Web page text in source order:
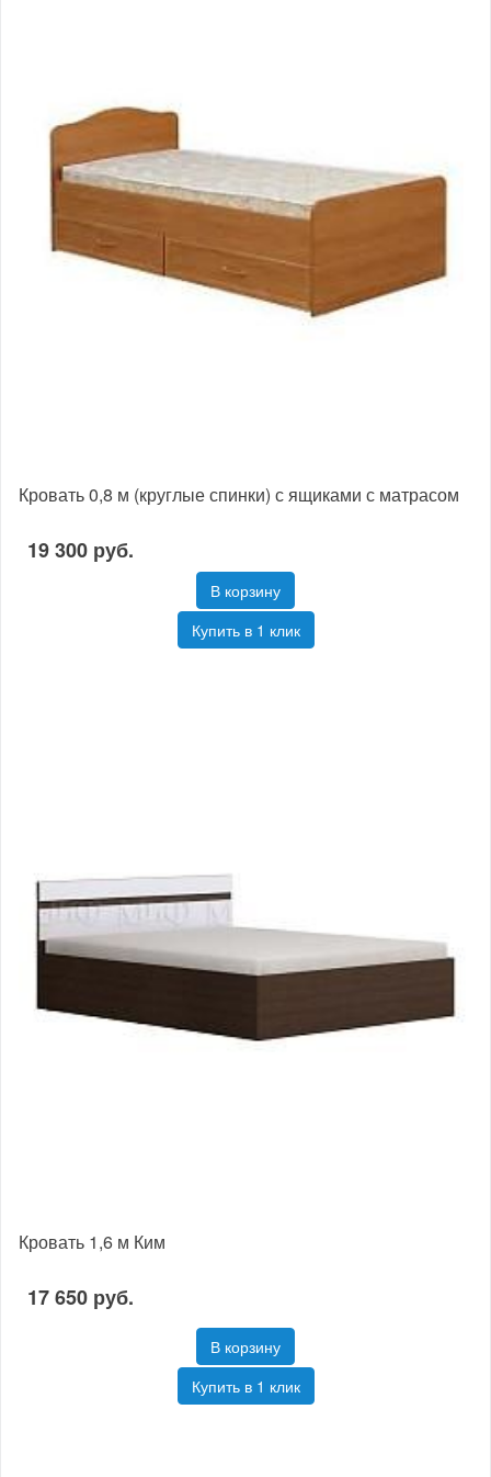
Кровать 0,8 м (круглые спинки) с ящиками с матрасом
19 300 руб.
В корзину
Купить в 1 клик
Кровать 1,6 м Ким
17 650 руб.
В корзину
Купить в 1 клик